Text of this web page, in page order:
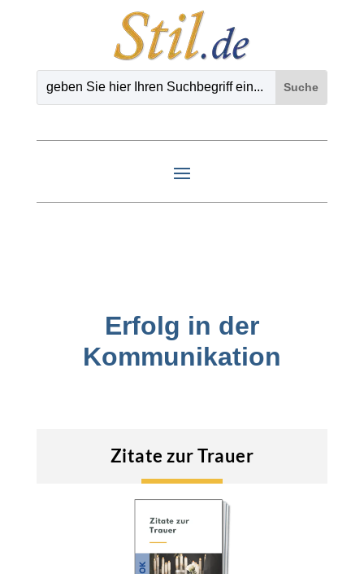
Erfolg in der
Kommunikation